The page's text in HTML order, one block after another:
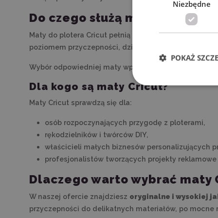
Do czego służą maty Cricut?
Maty do plotera Cricut pełnią kluczową funkcję –
poziomem przyczepności, dzięki czemu można
Wybór odpowiedniej maty wpływa bezpośrednio na
Dla kogo są maty Cricut?
Maty Cricut sprawdzą się dla:
osób rozpoczynających przygodę z ploterami,
rękodzielników i twórców DIY,
właścicieli małych biznesów personalizujących
profesjonalistów tworzących projekty
Dlaczego warto wybrać maty
W naszej ofercie znajdziesz oryginalne i wysokiej
przyczepności do delikatnych materiałów, po
Niezbędne
POKAŻ